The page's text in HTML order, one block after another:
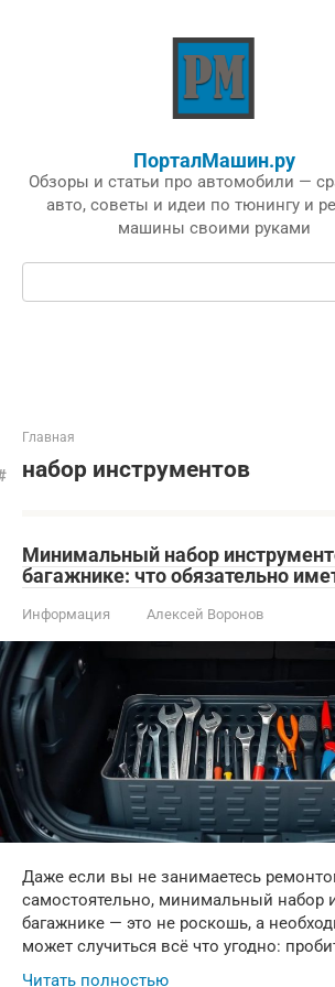
ПорталМашин.ру
Обзоры и статьи про автомобили —
авто, советы и идеи по тюнингу и
машины своими руками
Поиск:
Главная
набор инструментов
Минимальный набор
багажнике: что обязательно
Информация Алексей Воронов
Даже если вы не занимаетесь
самостоятельно, минимальный набор
багажнике — это не роскошь, а
может случиться всё что угодно:
Читать полностью